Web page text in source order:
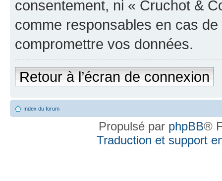
consentement, ni « Cruchot &
comme responsables en cas
compromettre vos données.
Retour à l’écran de connexion
Index du forum
Propulsé par phpBB®
Traduction et support